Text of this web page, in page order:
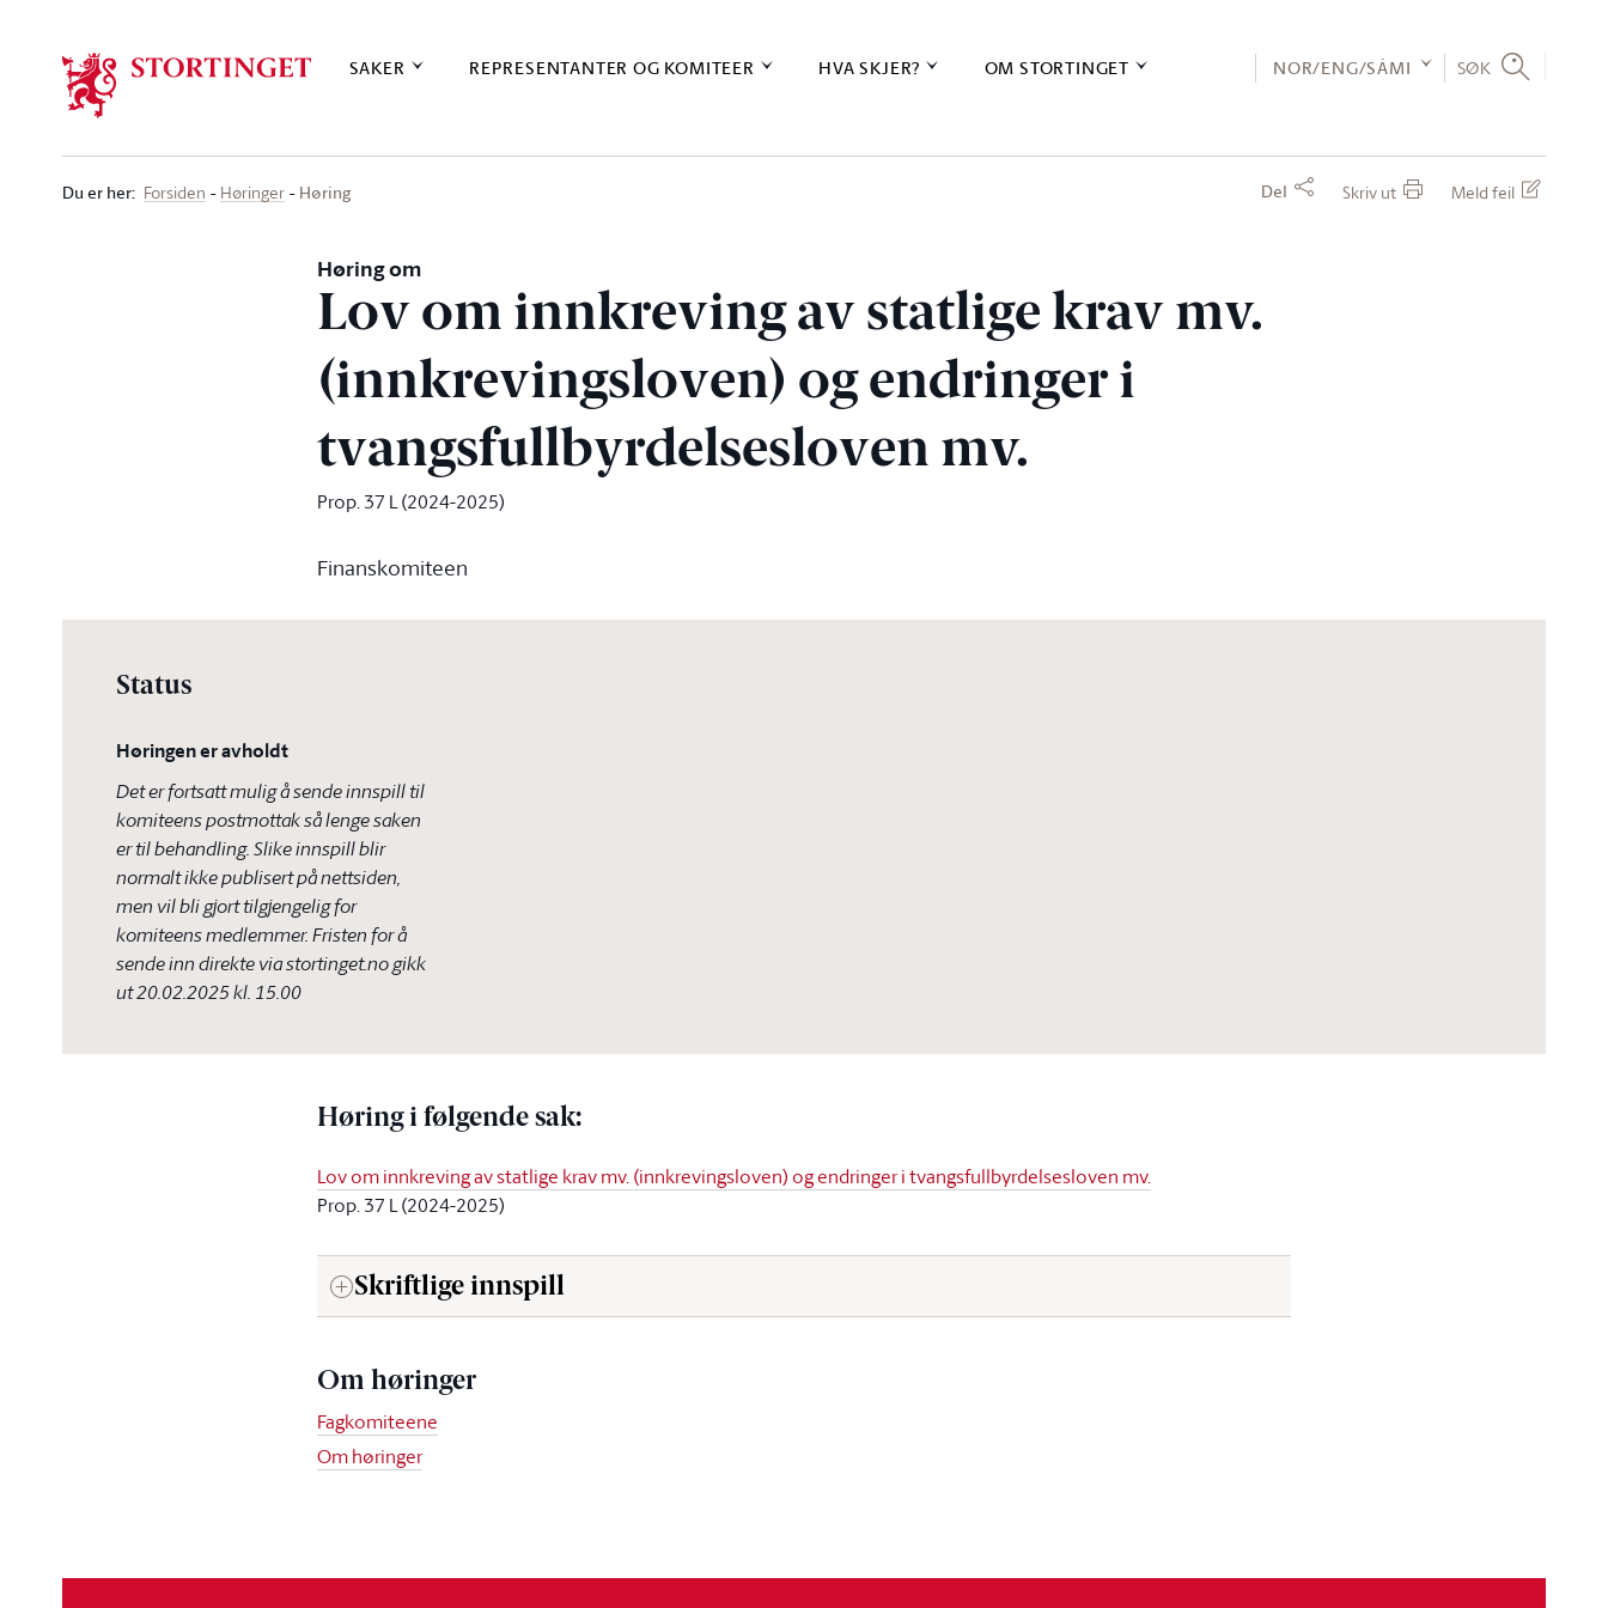
SAKER REPRESENTANTER OG KOMITEER HVA SKJER? OM STORTINGET NOR/ENG/SÁMI SØK
Du er her: Forsiden Høringer Høring Del Skriv ut Meld feil
Høring om
Lov om innkreving av statlige krav mv.
(innkrevingsloven) og endringer i
tvangsfullbyrdelsesloven mv.
Prop. 37 L (2024-2025)
Finanskomiteen
Status
Høringen er avholdt
Det er fortsatt mulig å sende innspill til
komiteens postmottak så lenge saken
er til behandling. Slike innspill blir
normalt ikke publisert på nettsiden,
men vil bli gjort tilgjengelig for
komiteens medlemmer. Fristen for å
sende inn direkte via stortinget.no gikk
ut20.02.2025 kl. 15.00
Høring i følgende sak:
Lov om innkreving av statlige krav mv. (innkrevingsloven) og endringer i tvangsfullbyrdelsesloven mv.
Prop. 37 L (2024-2025)
Skriftlige innspill
Om høringer
Fagkomiteene
Om høringer